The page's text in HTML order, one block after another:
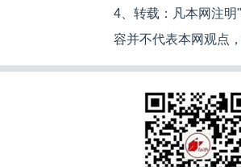
4、转载：凡本网注明
容并不代表本网观点